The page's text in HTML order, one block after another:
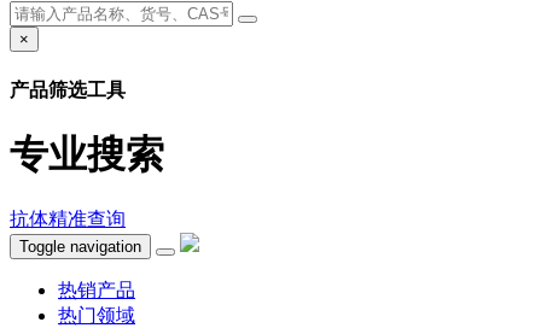
×
产品筛选工具
专业搜索
抗体精准查询
Toggle navigation
热销产品
热门领域